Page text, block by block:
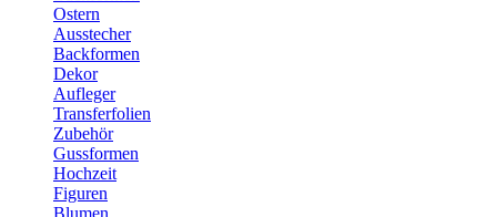
Ostern
Ausstecher
Backformen
Dekor
Aufleger
Transferfolien
Zubehör
Gussformen
Hochzeit
Figuren
Blumen